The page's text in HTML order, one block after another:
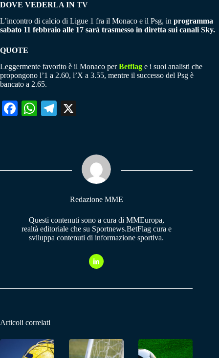
DOVE VEDERLA IN TV
L’incontro di calcio di Ligue 1 fra il Monaco e il Psg, in programma
sabato 11 febbraio alle 17 sarà trasmesso in diretta sui canali Sky.
QUOTE
Leggermente favorito è il Monaco perBetflag e i suoi analisti che
propongono l’1 a 2.60, l’X a 3.55, mentre il successo del Psg è
bancato a 2.65.
Fa W
pp
Te
m
Redazione MME
Questi contenuti sono a cura di MMEuropa,
realtà editoriale che su Sportnews.BetFlag cura e
sviluppa contenuti di informazione sportiva.
Articoli correlati